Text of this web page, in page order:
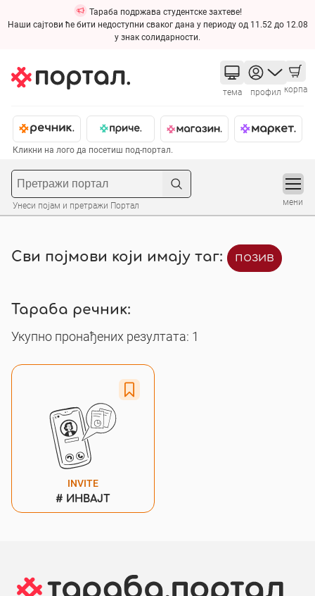
Тараба подржава студентске захтеве!
Наши сајтови ће бити недоступни сваког дана у периоду од 11.52 до 12.08
у знак солидарности.
тема профил корпа
Кликни на лого да посетиш под-портал.
Унеси појам и претражи Портал мени
Сви појмови који имају таг: позив
Тараба речник:
Укупно пронађених резултата: 1
INVITE
# ИНВАЈТ